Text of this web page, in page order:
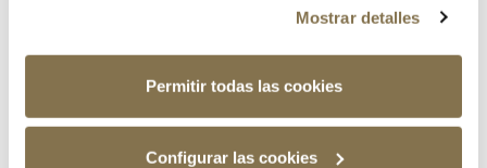
Mostrar detalles
Permitir todas las cookies
Configurar las cookies